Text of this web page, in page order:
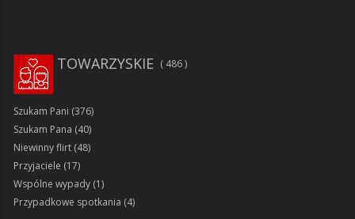
TOWARZYSKIE 486
Szukam Pani (376)
Szukam Pana (40)
Niewinny flirt (48)
Przyjaciele (17)
Wspólne wypady (1)
Przypadkowe spotkania (4)